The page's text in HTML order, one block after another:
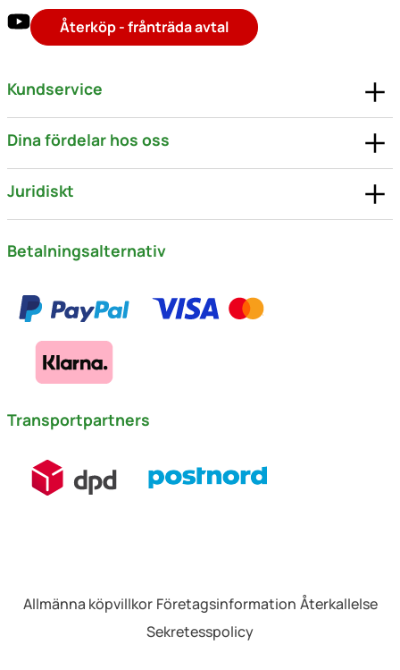
Återköp - frånträda avtal
Kundservice
Dina fördelar hos oss
Juridiskt
Betalningsalternativ
Transportpartners
Allmänna köpvillkor Företagsinformation Återkallelse
Sekretesspolicy